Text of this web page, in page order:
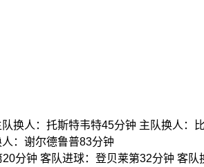
换人：托斯特韦特45分钟 主队换人：
：谢尔德鲁普83分钟
分钟 客队进球：登贝莱第32分钟 客队